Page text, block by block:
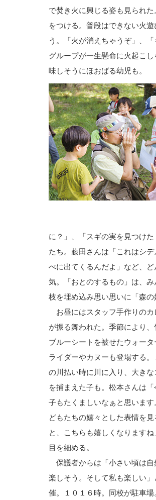
で焚き火に興じる姿も見られ
をつける。普段はできない火
う。「火が消えちゃうぞ」、
グループが一生懸命に火起こ
味しそうにほおばる幼児も。
に？」、「スギの実を見つけ
たち。藤田さんは「これはシ
べに出てくるんだよ」など、
気。「おとのするもの」は、
枝を埋め込み思い思いに「森の
お昼にはスタッフ手作りのカ
が振る舞われた。季節により、
ブルーシートを被せたウォータ
ライダーやカヌーも登場する。
の川払い時に川に入り、大きな
を捕まえた子も。松本さんは「
子もたくましいなぁと思います
どもたちの嬉々とした表情を見
と、こちらも嬉しくなりますね
目を細める。
保護者からは「小さい頃は自
楽しそう。そして私も楽しい
催。１０１６時。同校が駐車